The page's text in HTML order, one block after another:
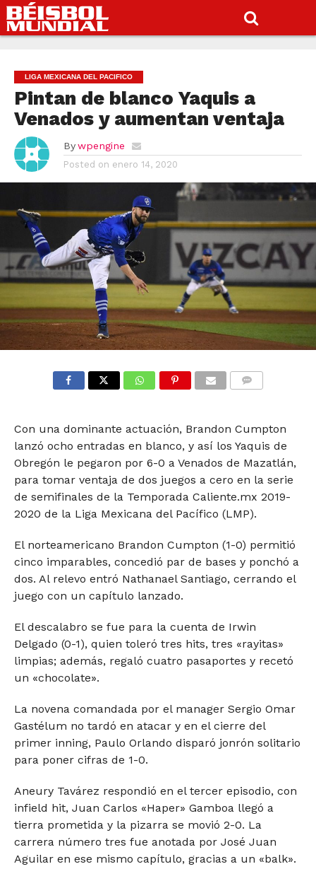
LIGA MEXICANA DEL PACIFICO
Pintan de blanco Yaquis a
Venados y aumentan ventaja
By wpengine
Posted on enero 14, 2020
Con una dominante actuación, Brandon Cumpton
lanzó ocho entradas en blanco, y así los Yaquis de
Obregón le pegaron por 6-0 a Venados de Mazatlán,
para tomar ventaja de dos juegos a cero en la serie
de semifinales de la Temporada Caliente.mx 2019-
2020 de la Liga Mexicana del Pacífico (LMP).
El norteamericano Brandon Cumpton (1-0) permitió
cinco imparables, concedió par de bases y ponchó a
dos. Al relevo entró Nathanael Santiago, cerrando el
juego con un capítulo lanzado.
El descalabro se fue para la cuenta de Irwin
Delgado (0-1), quien toleró tres hits, tres «rayitas»
limpias; además, regaló cuatro pasaportes y recetó
un «chocolate».
La novena comandada por el manager Sergio Omar
Gastélum no tardó en atacar y en el cierre del
primer inning, Paulo Orlando disparó jonrón solitario
para poner cifras de 1-0.
Aneury Tavárez respondió en el tercer episodio, con
infield hit, Juan Carlos «Haper» Gamboa llegó a
tierra prometida y la pizarra se movió 2-0. La
carrera número tres fue anotada por José Juan
Aguilar en ese mismo capítulo, gracias a un «balk».